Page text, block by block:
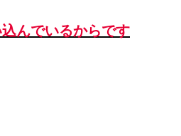
んでいるからです